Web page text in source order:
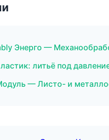
Энерго —
литьё под
— Листо- и